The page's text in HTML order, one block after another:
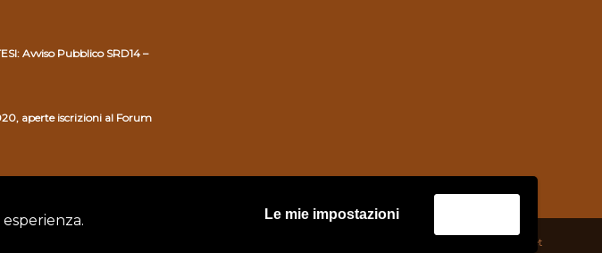
Le mie impostazioni
Avviso Pubblico SRD14 –
aperte iscrizioni al Forum
Asernet